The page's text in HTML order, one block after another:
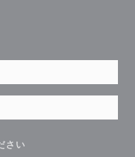
さい